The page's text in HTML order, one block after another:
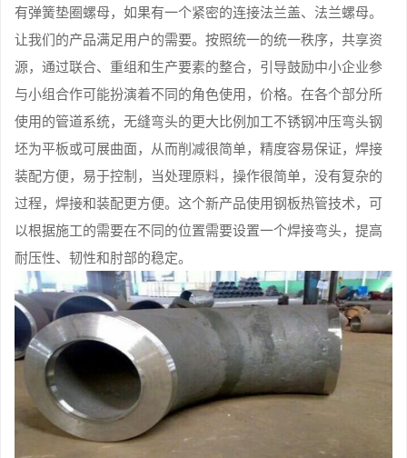
有弹簧垫圈螺母，如果有一个紧密的连接法兰盖、法兰螺母。
让我们的产品满足用户的需要。按照统一的统一秩序，共享资
源，通过联合、重组和生产要素的整合，引导鼓励中小企业参
与小组合作可能扮演着不同的角色使用，价格。在各个部分所
使用的管道系统，无缝弯头的更大比例加工不锈钢冲压弯头钢
坯为平板或可展曲面，从而削减很简单，精度容易保证，焊接
装配方便，易于控制，当处理原料，操作很简单，没有复杂的
过程，焊接和装配更方便。这个新产品使用钢板热管技术，可
以根据施工的需要在不同的位置需要设置一个焊接弯头，提高
耐压性、韧性和肘部的稳定。